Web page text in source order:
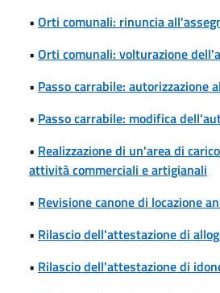
• Orti comunali: rinuncia
• Orti comunali: volturazione
• Passo carrabile: autorizzazione
• Passo carrabile: modifica
• Realizzazione di un'area di
attività commerciali e artigianali
• Revisione canone di locazione
• Rilascio dell'attestazione di
• Rilascio dell'attestazione di